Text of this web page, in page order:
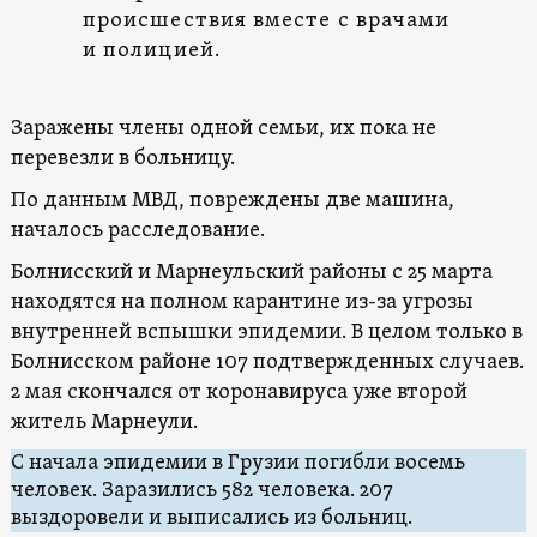
происшествия вместе с врачами
и полицией.
Заражены члены одной семьи, их пока не
перевезли в больницу.
По данным МВД, повреждены две машина,
началось расследование.
Болнисский и Марнеульский районы с 25 марта
находятся на полном карантине из-за угрозы
внутренней вспышки эпидемии. В целом только в
Болнисском районе 107 подтвержденных случаев.
2 мая скончался от коронавируса уже второй
житель Марнеули.
С начала эпидемии в Грузии погибли восемь
человек. Заразились 582 человека. 207
выздоровели и выписались из больниц.